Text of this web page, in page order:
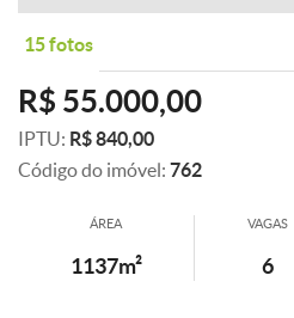
15 fotos
R$ 55.000,00
IPTU: R$ 840,00
Código do imóvel: 762
ÁREA
1137m²
VAGAS
6